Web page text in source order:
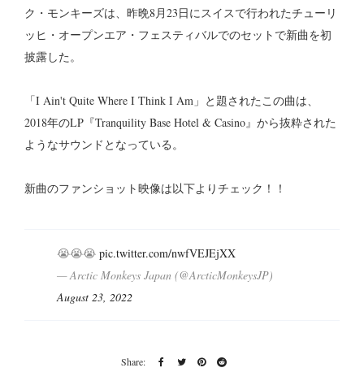
ク・モンキーズは、昨晩8月23日にスイスで行われたチューリ
ッヒ・オープンエア・フェスティバルでのセットで新曲を初
披露した。
「I Ain't Quite Where I Think I Am」と題されたこの曲は、
2018年のLP『Tranquility Base Hotel & Casino』から抜粋された
ようなサウンドとなっている。
新曲のファンショット映像は以下よりチェック！！
😭😭😭 pic.twitter.com/nwfVEJEjXX
— Arctic Monkeys Japan (@ArcticMonkeysJP)
August 23, 2022